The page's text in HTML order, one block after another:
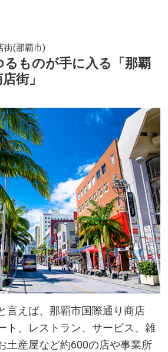
街(那覇市)
るものが手に入る「那覇
街」
言えば、那覇市国際通り商店
ト、レストラン、サービス、雑
土産屋など約600の店や事業所